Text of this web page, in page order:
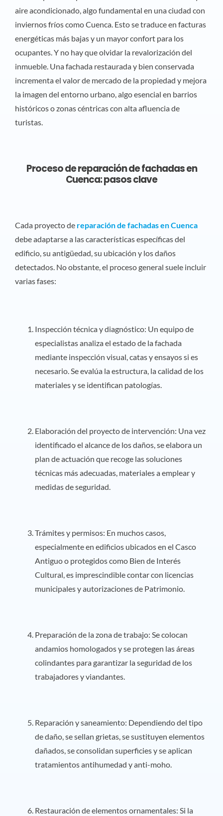
aire acondicionado, algo fundamental en una ciudad con
inviernos fríos como Cuenca. Esto se traduce en facturas
energéticas más bajas y un mayor confort para los
ocupantes. Y no hay que olvidar la revalorización del
inmueble. Una fachada restaurada y bien conservada
incrementa el valor de mercado de la propiedad y mejora
la imagen del entorno urbano, algo esencial en barrios
históricos o zonas céntricas con alta afluencia de
turistas.
Proceso de reparación de fachadas en
Cuenca: pasos clave
Cada proyecto de reparación de fachadas en Cuenca
debe adaptarse a las características específicas del
edificio, su antigüedad, su ubicación y los daños
detectados. No obstante, el proceso general suele incluir
varias fases:
Inspección técnica y diagnóstico: Un equipo de
especialistas analiza el estado de la fachada
mediante inspección visual, catas y ensayos si es
necesario. Se evalúa la estructura, la calidad de los
materiales y se identifican patologías.
Elaboración del proyecto de intervención: Una vez
identificado el alcance de los daños, se elabora un
plan de actuación que recoge las soluciones
técnicas más adecuadas, materiales a emplear y
medidas de seguridad.
Trámites y permisos: En muchos casos,
especialmente en edificios ubicados en el Casco
Antiguo o protegidos como Bien de Interés
Cultural, es imprescindible contar con licencias
municipales y autorizaciones de Patrimonio.
Preparación de la zona de trabajo: Se colocan
andamios homologados y se protegen las áreas
colindantes para garantizar la seguridad de los
trabajadores y viandantes.
Reparación y saneamiento: Dependiendo del tipo
de daño, se sellan grietas, se sustituyen elementos
dañados, se consolidan superficies y se aplican
tratamientos antihumedad y anti-moho.
Restauración de elementos ornamentales: Si la